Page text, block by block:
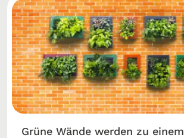
Grüne Wände werden zu einem